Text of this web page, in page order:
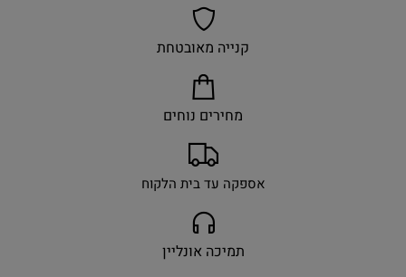
קנייה מאובטחת
מחירים נוחים
אספקה עד בית הלקוח
תמיכה אונליין